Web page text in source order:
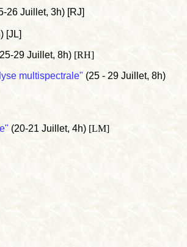
26 Juillet, 3h) [RJ]
[JL]
29 Juillet, 8h) [RH]
multispectrale" (25 - 29 Juillet, 8h)
(20-21 Juillet, 4h) [LM]